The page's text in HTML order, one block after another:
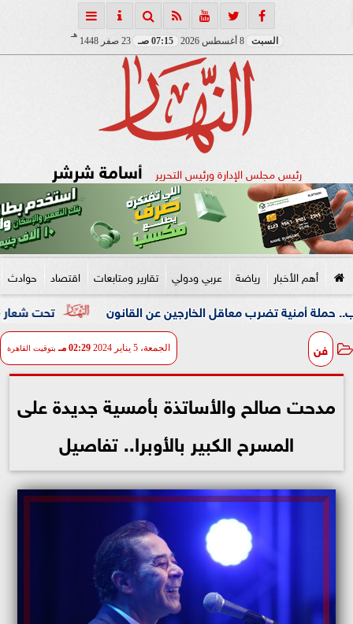
السبت 8 أغسطس 2026 07:15 صـ 23 صفر 1448
هـ
رئيس مجلس الإدارة ورئيس التحرير أسامة شرشر
أهم الأخبار رياضة عربي ودولي تقارير ومتابعات اقتصاد حوادث
تحت شعار «خدمة تضرب معاقل الخارجين عن القانون
فن الجمعة، 5 يناير 2024 02:29 مـ بتوقيت القاهرة
مدحت صالح والأساتذة بأمسية جديدة على
المسرح الكبير بالأوبرا.. تفاصيل